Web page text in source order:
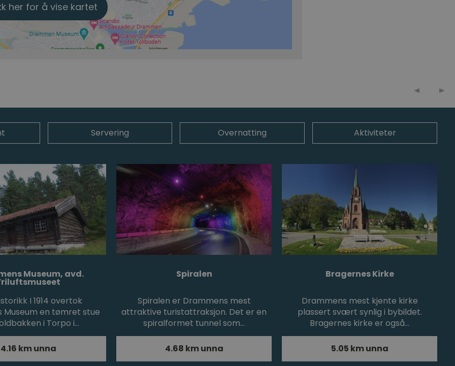
her for å vise kartet
Servering Overnatting Aktiviteter
Museum, avd.
I 1914 overtok
Museum en tømret stue
i Torpo i…
4.16 km unna
Spiralen
Spiralen er Drammens mest
attraktive turistattraksjon. Det er en
spiralformet tunnel som…
4.68 km unna
Bragernes Kirke
Drammens mest kjente kirke
plassert svært synlig i bybildet.
Bragernes kirke er også…
5.05 km unna